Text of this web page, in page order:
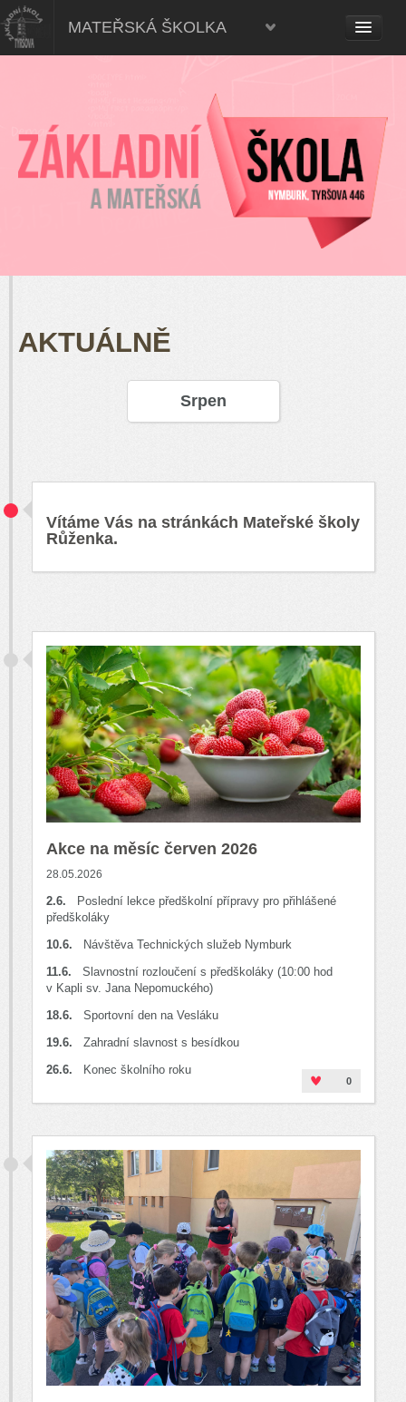
Mateřská škola, Nymburk
MATEŘSKÁ ŠKOLKA
AKTUÁLNĚ
Srpen
Vítáme Vás na stránkách Mateřské školy
Růženka.
Akce na měsíc červen 2026
28.05.2026
2.6. Poslední lekce předškolní přípravy pro přihlášené
předškoláky
10.6.
Návštěva Technických služeb Nymburk
11.6. Slavnostní rozloučení s předškoláky (10:00 hod
v Kapli sv. Jana Nepomuckého)
18.6. Sportovní den na Vesláku
19.6. Zahradní slavnost s besídkou
26.6. Konec školního roku
0